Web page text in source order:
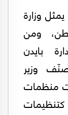
وزارة
ومن
بايدن
صنّف وزير
منظمات